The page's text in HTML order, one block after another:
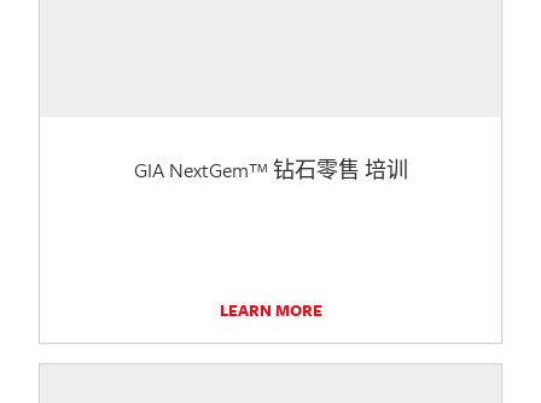
GIA NextGem™ 钻石零售 培训
LEARN MORE